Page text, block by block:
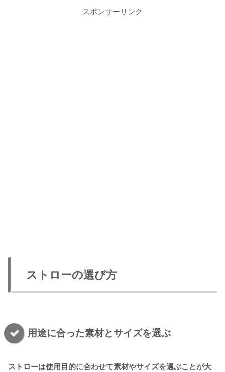
スポンサーリンク
ストローの選び方
用途に合った素材とサイズを選ぶ
ストローは使用目的に合わせて素材やサイズを選ぶことが大